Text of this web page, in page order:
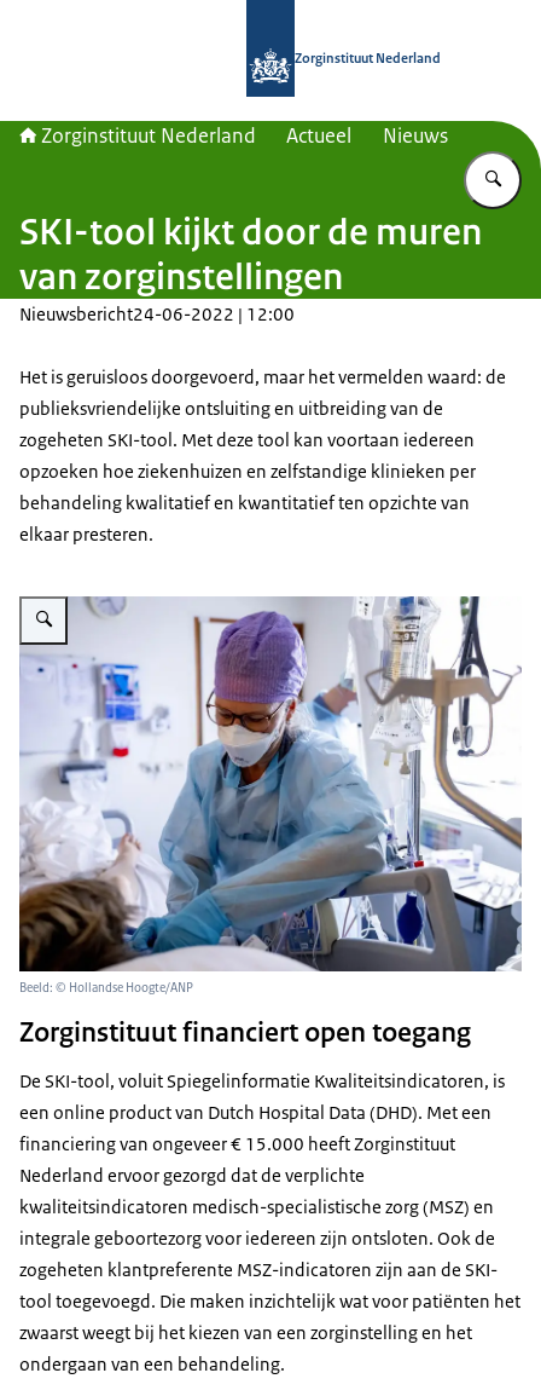
Zorginstituut Nederland
Zorginstituut Nederland Actueel Nieuws
SKI-tool kijkt door de muren
van zorginstellingen
Nieuwsbericht24-06-2022 | 12:00
Het is geruisloos doorgevoerd, maar het vermelden waard: de
publieksvriendelijke ontsluiting en uitbreiding van de
zogeheten SKI-tool. Met deze tool kan voortaan iedereen
opzoeken hoe ziekenhuizen en zelfstandige klinieken per
behandeling kwalitatief en kwantitatief ten opzichte van
elkaar presteren.
Vergroot afbeelding De foto toont een zorgverlener bij een patiënt in een
Beeld: © Hollandse Hoogte/ANP
Zorginstituut financiert open toegang
De SKI-tool, voluit Spiegelinformatie Kwaliteitsindicatoren, is
een online product van Dutch Hospital Data (DHD). Met een
financiering van ongeveer € 15.000 heeft Zorginstituut
Nederland ervoor gezorgd dat de verplichte
kwaliteitsindicatoren medisch-specialistische zorg (MSZ) en
integrale geboortezorg voor iedereen zijn ontsloten. Ook de
zogeheten klantpreferente MSZ-indicatoren zijn aan de SKI-
tool toegevoegd. Die maken inzichtelijk wat voor patiënten het
zwaarst weegt bij het kiezen van een zorginstelling en het
ondergaan van een behandeling.